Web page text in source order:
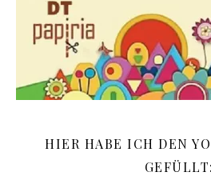
HIER HABE ICH DEN
GEFÜLLT: